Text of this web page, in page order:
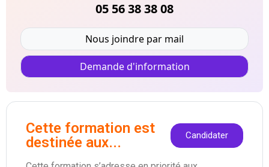
05 56 38 38 08
Nous joindre par mail
Demande d'information
Cette formation est
destinée aux...
Candidater